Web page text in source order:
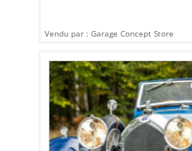
Vendu par : Garage Concept Store